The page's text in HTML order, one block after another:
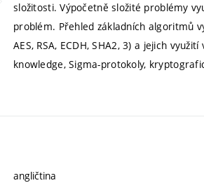
složitosti. Výpočetně složité problémy
problém. Přehled základních algoritmů
AES, RSA, ECDH, SHA2, 3) a jejich
knowledge, Sigma-protokoly,
angličtina